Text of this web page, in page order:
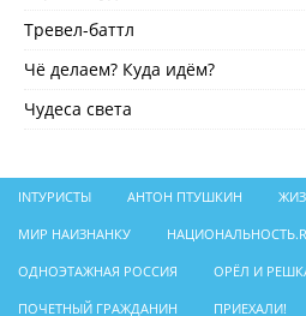
Тревел-баттл
Чё делаем? Куда идём?
Чудеса света
INТУРИСТЫ АНТОН ПТУШКИН
МИР НАИЗНАНКУ
ОДНОЭТАЖНАЯ РОССИЯ ОРЁЛ И
ПОЧЕТНЫЙ ГРАЖДАНИН ПРИЕХАЛИ!